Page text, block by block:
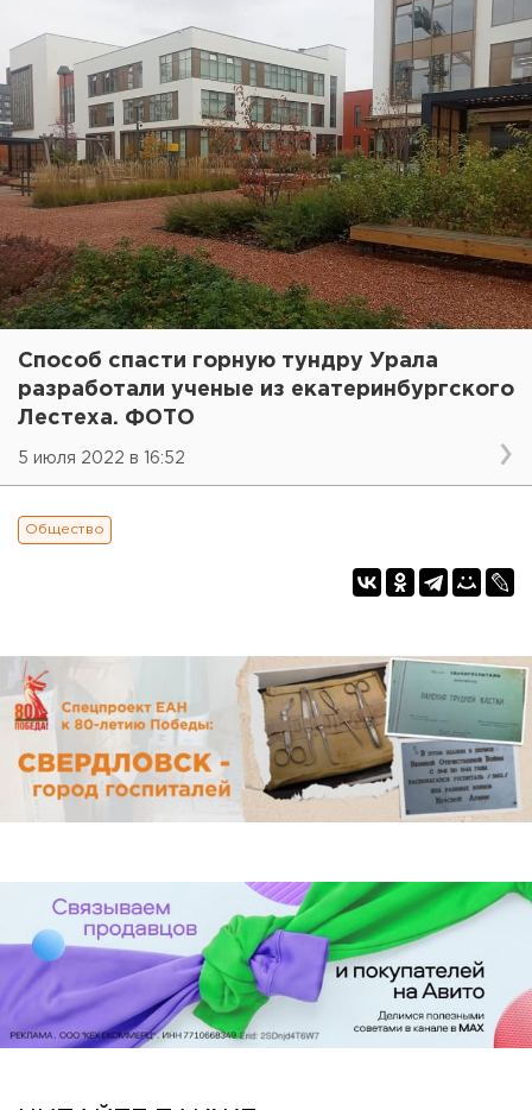
Способ спасти горную тундру Урала
разработали ученые из екатеринбургского
Лестеха. ФОТО
5 июля 2022 в 16:52
Общество